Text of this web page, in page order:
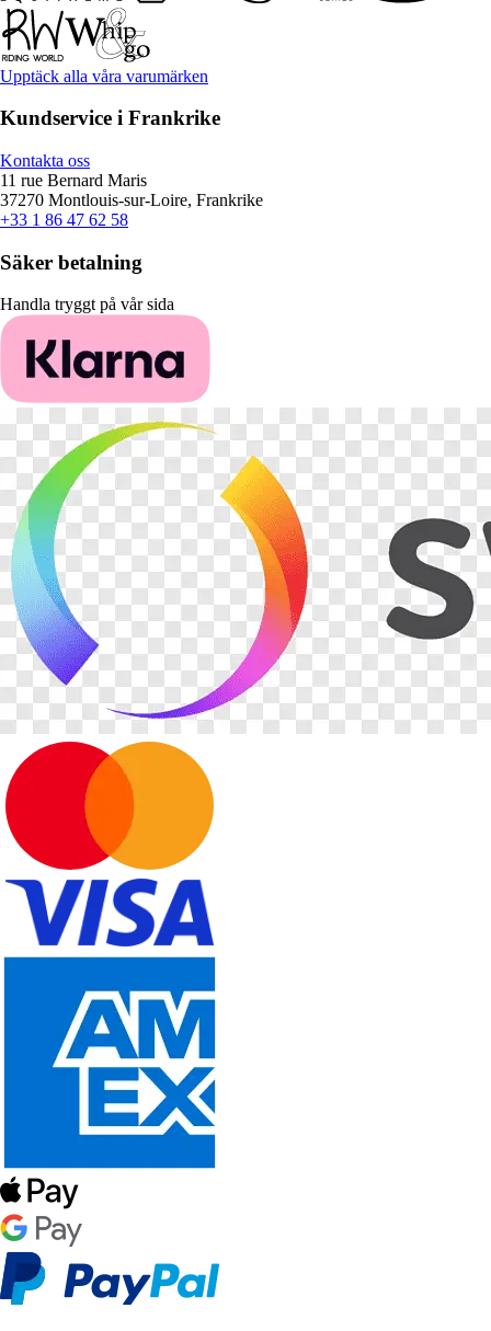
Upptäck alla våra varumärken
Kundservice i Frankrike
Kontakta oss
11 rue Bernard Maris
37270 Montlouis-sur-Loire, Frankrike
+33 1 86 47 62 58
Säker betalning
Handla tryggt på vår sida